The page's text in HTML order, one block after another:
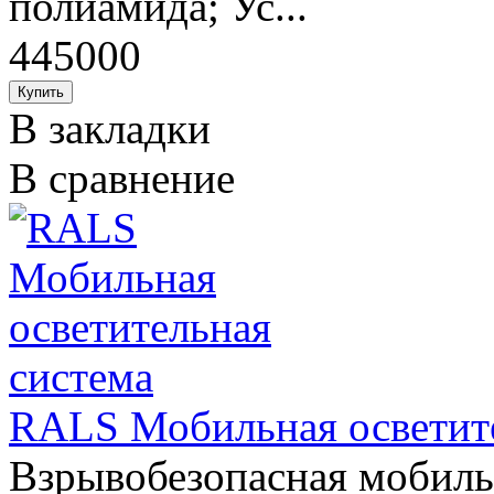
445000
В закладки
В сравнение
RALS Мобильная
Взрывобезопасная